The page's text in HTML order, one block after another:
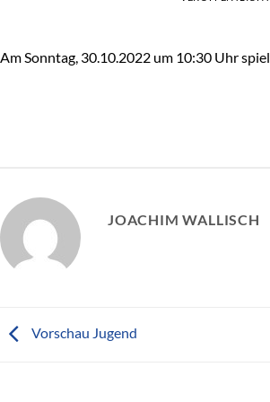
Am Sonntag, 30.10.2022 um 10:30 Uhr
JOACHIM WALLISCH
Vorschau Jugend